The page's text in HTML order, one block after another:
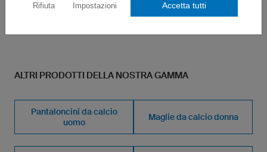
ALTRI PRODOTTI DELLA NOSTRA GAMMA
Pantaloncini da calcio
uomo
Maglie da calcio donna
Rifiuta Impostazioni Accetta tutti